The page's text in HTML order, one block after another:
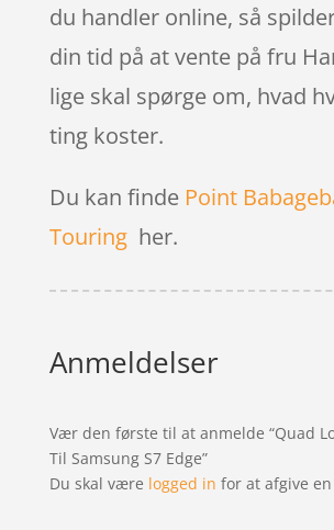
du handler online, så
din tid på at vente på fru
lige skal spørge om, hvad
ting koster.
Du kan finde Point
Touringher.
Anmeldelser
Vær den første til at anmelde “Quad
Til Samsung S7 Edge”
Du skal være logged in for at afgive